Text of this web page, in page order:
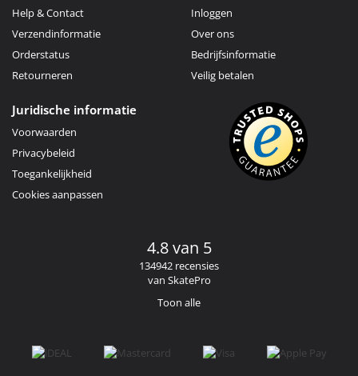
Help & Contact
Verzendinformatie
Orderstatus
Retourneren
Inloggen
Over ons
Bedrijfsinformatie
Veilig betalen
Juridische informatie
Voorwaarden
Privacybeleid
Toegankelijkheid
Cookies aanpassen
4.8 van 5
134942 recensies
van SkatePro
Toon alle